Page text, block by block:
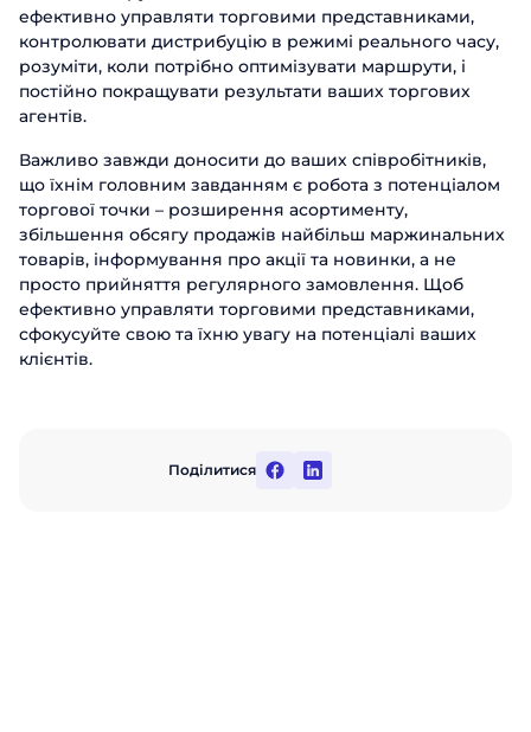
ефективно управляти торговими представниками,
контролювати дистрибуцію в режимі реального часу,
розуміти, коли потрібно оптимізувати маршрути, і
постійно покращувати результати ваших торгових
агентів.
Важливо завжди доносити до ваших співробітників,
що їхнім головним завданням є робота з потенціалом
торгової точки – розширення асортименту,
збільшення обсягу продажів найбільш маржинальних
товарів, інформування про акції та новинки, а не
просто прийняття регулярного замовлення. Щоб
ефективно управляти торговими представниками,
сфокусуйте свою та їхню увагу на потенціалі ваших
клієнтів.
Поділитися
Відправити